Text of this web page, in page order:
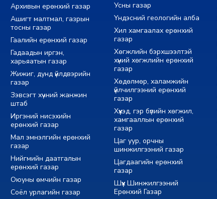
Архивын ерөнхий газар
Ашигт малтмал, газрын
тосны газар
Гаалийн ерөнхий газар
Гадаадын иргэн,
харьяатын газар
Жижиг, дунд үйлдвэрийн
газар
Зэвсэгт хүчний жанжин
штаб
Иргэний нисэхийн
ерөнхий газар
Мал эмнэлгийн ерөнхий
газар
Нийгмийн даатгалын
ерөнхий газар
Оюуны өмчийн газар
Соёл урлагийн газар
Усны газар
Үндэсний геологийн алба
Хил хамгаалах ерөнхий
газар
Хөгжлийн бэрхшээлтэй
хүний хөгжлийн ерөнхий
газар
Хөдөлмөр, халамжийн
үйлчилгээний ерөнхий
газар
Хүүхэд, гэр бүлийн хөгжил,
хамгааллын ерөнхий
газар
Цаг уур, орчны
шинжилгээний газар
Цагдаагийн ерөнхий
газар
Шүүх Шинжилгээний
Ерөнхий Газар